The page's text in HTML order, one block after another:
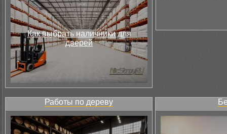
Как выбрать наличники для
дверей
Работы по дереву